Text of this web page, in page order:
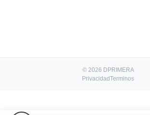
© 2026 DPRIMERA
PrivacidadTerminos